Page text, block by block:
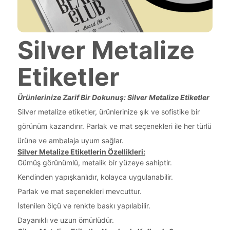
Silver Metalize
Etiketler
Ürünlerinize Zarif Bir Dokunuş: Silver Metalize Etiketler
Silver metalize etiketler, ürünlerinize şık ve sofistike bir
görünüm kazandırır. Parlak ve mat seçenekleri ile her türlü
ürüne ve ambalaja uyum sağlar.
Silver Metalize Etiketlerin Özellikleri:
Gümüş görünümlü, metalik bir yüzeye sahiptir.
Kendinden yapışkanlıdır, kolayca uygulanabilir.
Parlak ve mat seçenekleri mevcuttur.
İstenilen ölçü ve renkte baskı yapılabilir.
Dayanıklı ve uzun ömürlüdür.